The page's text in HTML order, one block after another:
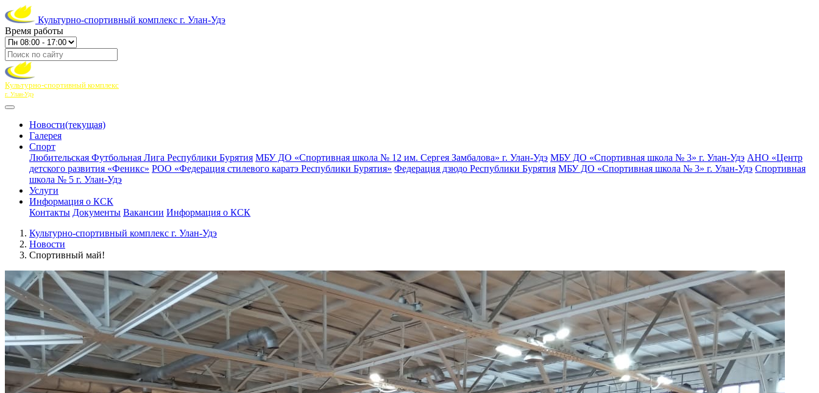
Культурно-спортивный комплекс г. Улан-Удэ
Время работы
Культурно-спортивный комплекс
г. Улан-Удэ
Новости(текущая)
Галерея
Спорт
Любительская Футбольная Лига Республики Бурятия МБУ ДО «Спортивная школа № 12 им. Сергея Замбалова» г. Улан-Удэ МБУ ДО «Спортивная школа № 3» г. Улан-Удэ АНО «Центр
детского развития «Феникс» РОО «Федерация стилевого каратэ Республики Бурятия» Федерация дзюдо Республики Бурятия МБУ ДО «Спортивная школа № 3» г. Улан-Удэ Спортивная
школа № 5 г. Улан-Удэ
Услуги
Информация о КСК
Контакты Документы Вакансии Информация о КСК
Культурно-спортивный комплекс г. Улан-Удэ
Новости
Спортивный май!